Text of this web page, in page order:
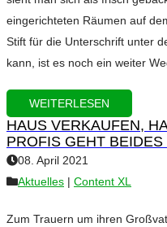
eingerichteten Räumen auf
Stift für die Unterschrift unter
kann, ist es noch ein weiter
WEITERLESEN
HAUS VERKAUFEN,
PROFIS GEHT
08. April 2021
Aktuelles | Content XL
Zum Trauern um ihren